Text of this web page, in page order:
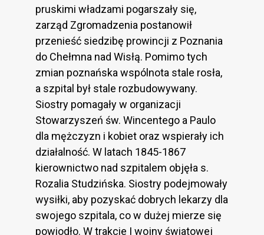
pruskimi władzami pogarszały się,
zarząd Zgromadzenia postanowił
przenieść siedzibę prowincji z Poznania
do Chełmna nad Wisłą. Pomimo tych
zmian poznańska wspólnota stale rosła,
a szpital był stale rozbudowywany.
Siostry pomagały w organizacji
Stowarzyszeń św. Wincentego a Paulo
dla mężczyzn i kobiet oraz wspierały ich
działalność. W latach 1845-1867
kierownictwo nad szpitalem objęła s.
Rozalia Studzińska. Siostry podejmowały
wysiłki, aby pozyskać dobrych lekarzy dla
swojego szpitala, co w dużej mierze się
powiodło. W trakcie I wojny światowej